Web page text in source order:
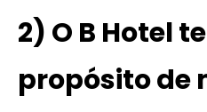
2) O B Hotel
propósito de